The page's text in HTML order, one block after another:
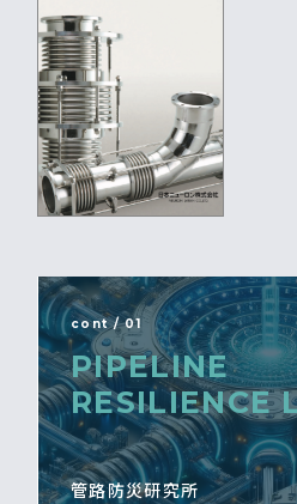
cont / 01
PIPELINE
RESILIENCE
管路防災研究所